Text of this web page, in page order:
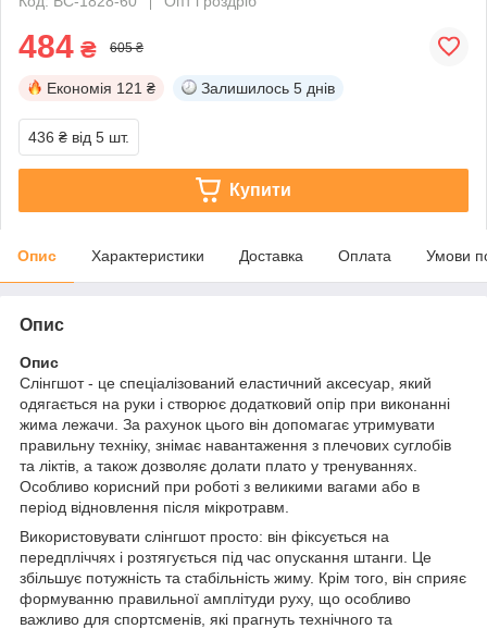
484 ₴ 605 ₴
Економія 121 ₴ Залишилось 5 днів
436 ₴ від 5 шт.
Купити
Опис Характеристики Доставка Оплата Умови
Опис
Опис
Слінгшот - це спеціалізований еластичний аксесуар, який
одягається на руки і створює додатковий опір при виконанні
жима лежачи. За рахунок цього він допомагає утримувати
правильну техніку, знімає навантаження з плечових суглобів
та ліктів, а також дозволяє долати плато у тренуваннях.
Особливо корисний при роботі з великими вагами або в
період відновлення після мікротравм.
Використовувати слінгшот просто: він фіксується на
передпліччях і розтягується під час опускання штанги. Це
збільшує потужність та стабільність жиму. Крім того, він сприяє
формуванню правильної амплітуди руху, що особливо
важливо для спортсменів, які прагнуть технічного та